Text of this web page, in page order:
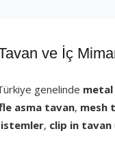
ve İç
genelinde
asma tavan, mesh
, clip in tavan